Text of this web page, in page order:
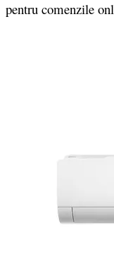
pentru comenzile